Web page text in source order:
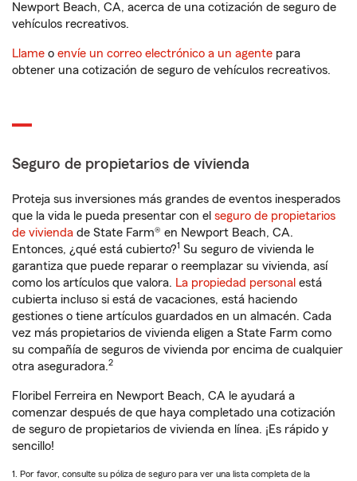
Newport Beach, CA, acerca de una cotización de seguro de
vehículos recreativos.
Llame o envíe un correo electrónico a un agente para
obtener una cotización de seguro de vehículos recreativos.
Seguro de propietarios de vivienda
Proteja sus inversiones más grandes de eventos inesperados
que la vida le pueda presentar con el seguro de propietarios
de vivienda de State Farm® en Newport Beach, CA.
Entonces, ¿qué está cubierto?1 Su seguro de vivienda le
garantiza que puede reparar o reemplazar su vivienda, así
como los artículos que valora. La propiedad personal está
cubierta incluso si está de vacaciones, está haciendo
gestiones o tiene artículos guardados en un almacén. Cada
vez más propietarios de vivienda eligen a State Farm como
su compañía de seguros de vivienda por encima de cualquier
otra aseguradora.2
Floribel Ferreira en Newport Beach, CA le ayudará a
comenzar después de que haya completado una cotización
de seguro de propietarios de vivienda en línea. ¡Es rápido y
sencillo!
1. Por favor, consulte su póliza de seguro para ver una lista completa de la